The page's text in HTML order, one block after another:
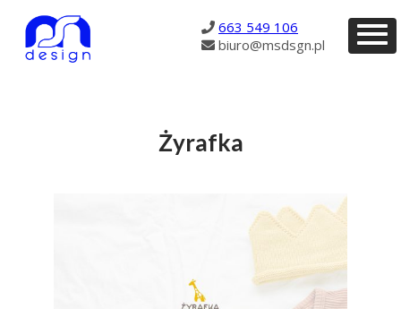
663 549 106
biuro@msdsgn.pl
Żyrafka